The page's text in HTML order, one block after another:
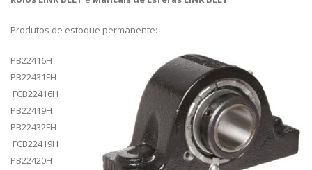
Produtos de estoque permanente:
PB22416H
PB22431FH
FCB22416H
PB22419H
PB22432FH
FCB22419H
PB22420H